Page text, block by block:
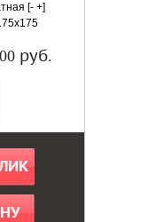
[- +]
руб.